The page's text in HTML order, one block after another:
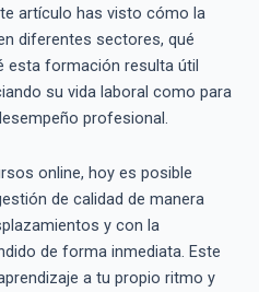
artículo has visto cómo la
diferentes sectores, qué
esta formación resulta útil
su vida laboral como para
profesional.
online, hoy es posible
de calidad de manera
y con la
de forma inmediata. Este
a tu propio ritmo y